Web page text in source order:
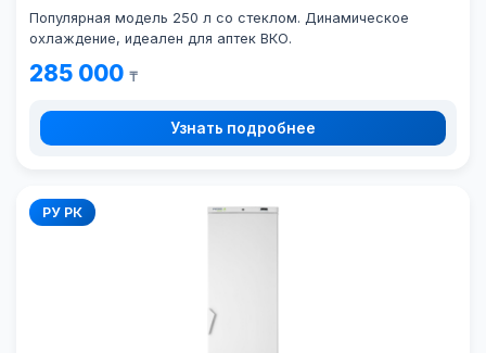
Популярная модель 250 л со стеклом. Динамическое
охлаждение, идеален для аптек ВКО.
285 000 ₸
Узнать подробнее
РУ РК